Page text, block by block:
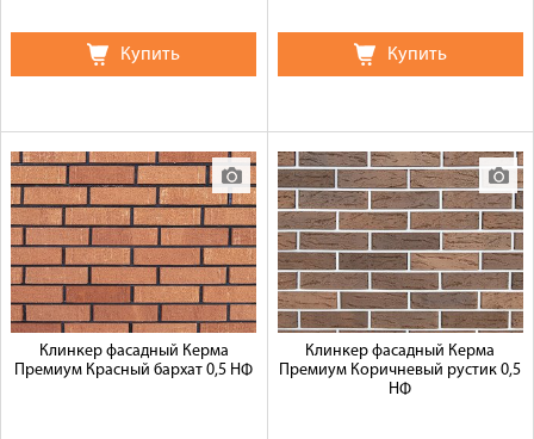
Купить Купить
Клинкер фасадный Керма
Премиум Красный бархат 0,5 НФ
Клинкер фасадный Керма
Премиум Коричневый рустик 0,5
НФ